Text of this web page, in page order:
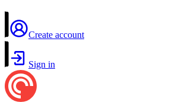
Create account
Sign in